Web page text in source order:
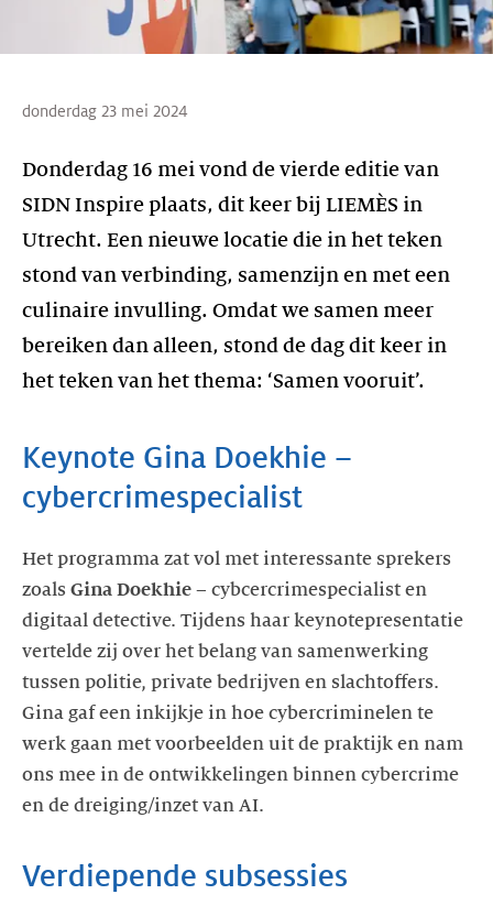
donderdag 23 mei 2024
Donderdag 16 mei vond de vierde editie van
SIDN Inspire plaats, dit keer bij LIEMÈS in
Utrecht. Een nieuwe locatie die in het teken
stond van verbinding, samenzijn en met een
culinaire invulling. Omdat we samen meer
bereiken dan alleen, stond de dag dit keer in
het teken van het thema: ‘Samen vooruit’.
Keynote Gina Doekhie –
cybercrimespecialist
Het programma zat vol met interessante sprekers
zoals Gina Doekhie – cybcercrimespecialist en
digitaal detective. Tijdens haar keynotepresentatie
vertelde zij over het belang van samenwerking
tussen politie, private bedrijven en slachtoffers.
Gina gaf een inkijkje in hoe cybercriminelen te
werk gaan met voorbeelden uit de praktijk en nam
ons mee in de ontwikkelingen binnen cybercrime
en de dreiging/inzet van AI.
Verdiepende subsessies